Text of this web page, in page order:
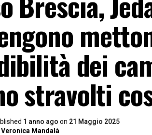
dei
stravolti
1 anno ago on 21 Maggio 2025
Veronica Mandalà